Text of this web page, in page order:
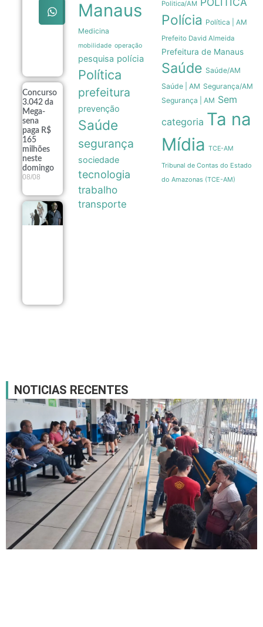
dados de
preservação
Amazônia
Trump
08/08
Concurso
3.042 da
Mega-
sena
paga R$
165
milhões
neste
domingo
08/08
Exposição
Manaus
Medicina
mobilidade operação
pesquisa polícia
Política
prefeitura
prevenção
Saúde
segurança
sociedade
tecnologia
trabalho
transporte
Politica/AM
Polícia Política | AM
Prefeito David Almeida
Prefeitura de Manaus
Saúde Saúde/AM
Saúde | AM Segurança/AM
Segurança | AM Sem
categoria Ta na
Mídia TCE-AM
Tribunal de Contas do Estado
do Amazonas (TCE-AM)
NOTICIAS RECENTES